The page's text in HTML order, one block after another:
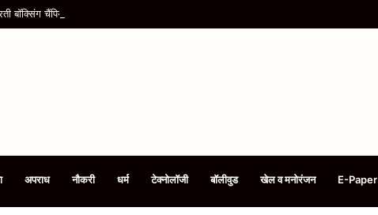
बॉक्सिंग चैंपियनशिप में जीता गोल्ड, SGFI नेशनल के लिए चयन
अपराध नौकरी धर्म टेक्नोलॉजी बॉलीवुड खेल व मनोरंजन E-Paper